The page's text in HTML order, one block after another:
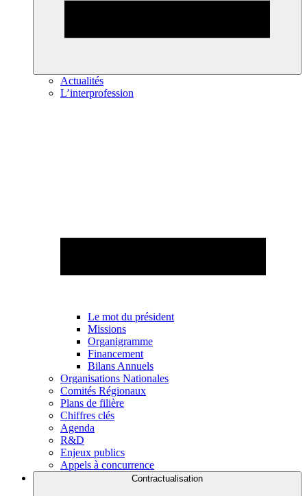
Actualités
L’interprofession
Le mot du président
Missions
Organigramme
Financement
Bilans Annuels
Organisations Nationales
Comités Régionaux
Plans de filière
Chiffres clés
Agenda
R&D
Enjeux publics
Appels à concurrence
Contractualisation